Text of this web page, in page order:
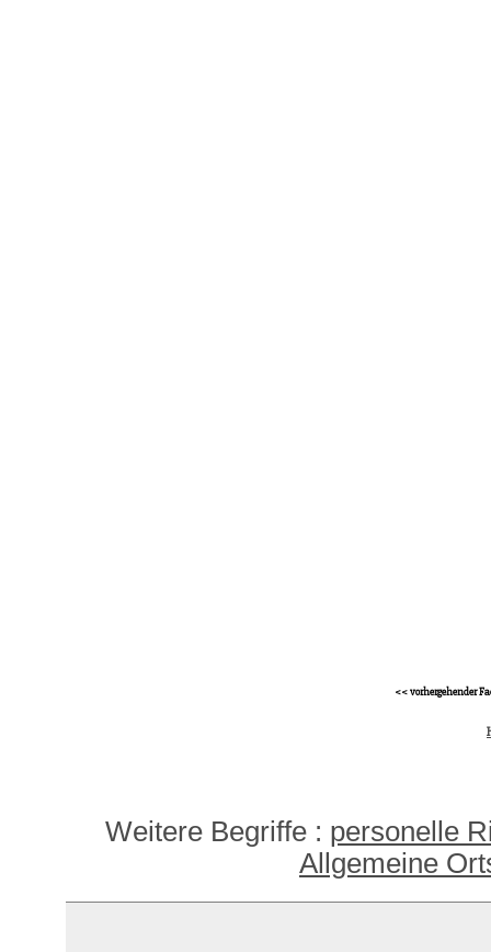
<< vorhergehender
Weitere Begriffe : personelle
Allgemeine